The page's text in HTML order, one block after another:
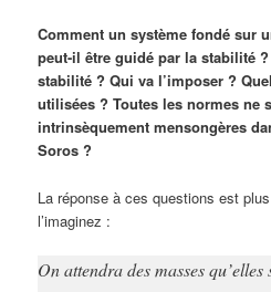
Comment un système fondé sur
peut-il être guidé par la stabilité
stabilité ? Qui va l’imposer ?
utilisées ? Toutes les normes ne
intrinsèquement mensongères
Soros ?
La réponse à ces questions est
l’imaginez :
On attendra des masses